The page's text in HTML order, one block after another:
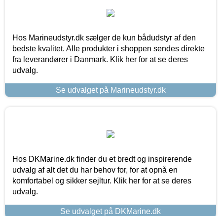
Hos Marineudstyr.dk sælger de kun bådudstyr af den
bedste kvalitet. Alle produkter i shoppen sendes direkte
fra leverandører i Danmark. Klik her for at se deres
udvalg.
Se udvalget på Marineudstyr.dk
Hos DKMarine.dk finder du et bredt og inspirerende
udvalg af alt det du har behov for, for at opnå en
komfortabel og sikker sejltur. Klik her for at se deres
udvalg.
Se udvalget på DKMarine.dk